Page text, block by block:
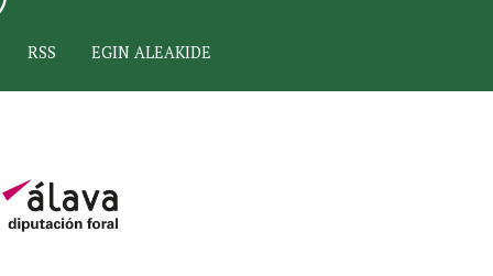
RSS EGIN ALEAKIDE